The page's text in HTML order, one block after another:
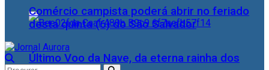
Último Voo da Nave, da eterna rainha dos
Comércio campista poderá abrir no feriado
desta quinta (6) do São Salvador